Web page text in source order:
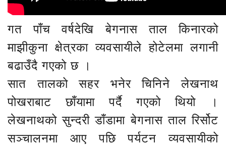
गत पाँच वर्षदेखि बेगनास ताल किनारको
माझीकुना क्षेत्रका व्यवसायीले होटेलमा लगानी
बढाउँदै गएको छ ।
सात तालको सहर भनेर चिनिने लेखनाथ
पोखराबाट छाँयामा पर्दै गएको थियो ।
लेखनाथको सुन्दरी डाँडामा बेगनास ताल रिर्सोट
सञ्चालनमा आए पछि पर्यटन व्यवसायीको